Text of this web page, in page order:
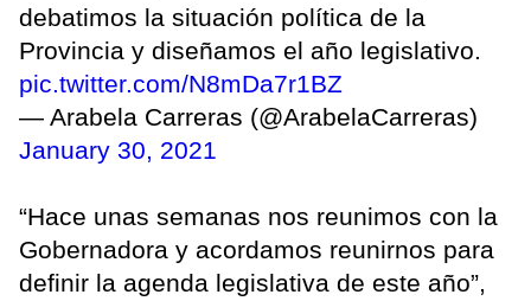
debatimos la situación política de la
Provincia y diseñamos el año legislativo.
pic.twitter.com/N8mDa7r1BZ
— Arabela Carreras (@ArabelaCarreras)
January 30, 2021
“Hace unas semanas nos reunimos con la
Gobernadora y acordamos reunirnos para
definir la agenda legislativa de este año”,